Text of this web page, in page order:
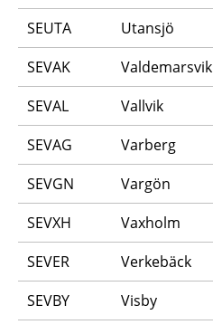
SEUTA
Utansjö
SEVAK
Valdemarsvik
SEVAL
Vallvik
SEVAG
Varberg
SEVGN
Vargön
SEVXH
Vaxholm
SEVER
Verkebäck
SEVBY
Visby